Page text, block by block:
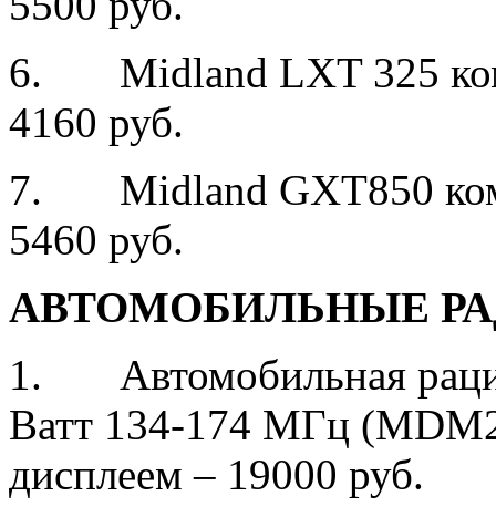
6. Midland LXT 325
4160 руб.
7. Midland GXT850
5460 руб.
АВТОМОБИЛЬНЫЕ
1. Автомобильная
Ватт 134-174 МГц
дисплеем – 19000 руб.